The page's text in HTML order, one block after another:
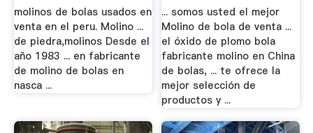
molinos de bolas usados en
venta en el peru. Molino ...
de piedra,molinos Desde el
año 1983 ... en fabricante
de molino de bolas en
nasca ...
... somos usted el mejor
Molino de bola de venta ...
el óxido de plomo bola
fabricante molino en China
de bolas, ... te ofrece la
mejor selección de
productos y ...